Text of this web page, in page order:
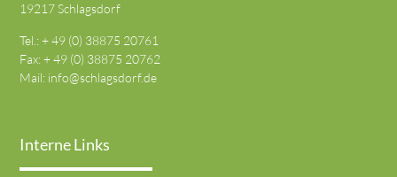
19217 Schlagsdorf
Tel.: + 49 (0) 38875 20761
Fax: + 49 (0) 38875 20762
Mail: info@schlagsdorf.de
Interne Links